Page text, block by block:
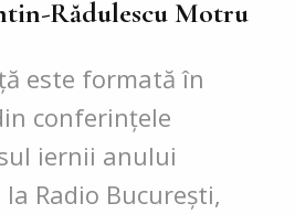
Rădulescu Motru
este formată în
confe­rințele
iernii anului
Radio București,